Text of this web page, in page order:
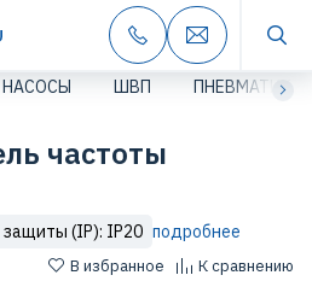
НАСОСЫ ШВП ПНЕВМАТИКА
частоты
защиты (IP): IP20 подробнее
В избранное К сравнению